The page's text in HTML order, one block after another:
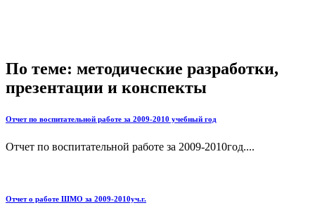
По теме: методические разработки,
презентации и конспекты
Отчет по воспитательной работе за 2009-2010 учебный год
Отчет по воспитательной работе за 2009-2010год....
Отчет о работе ШМО за 2009-2010уч.г.